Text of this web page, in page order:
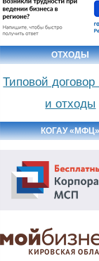
ОТХОДЫ
Типовой
и отходы
КОГАУ